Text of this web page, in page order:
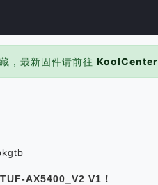
，最新固件请前往 KoolCenter
AX5400_V2 V1！